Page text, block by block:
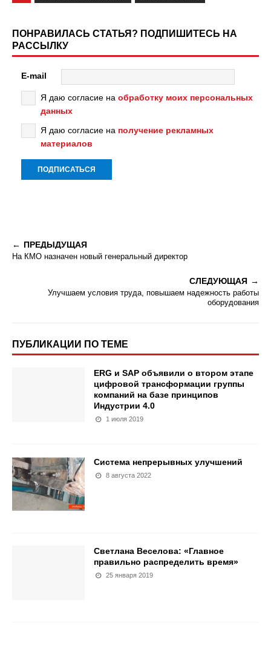
ПОНРАВИЛАСЬ СТАТЬЯ? ПОДПИШИТЕСЬ НА
РАССЫЛКУ
E-mail
Я даю согласие на обработку моих персональных
данных
Я даю согласие на получение рекламных
материалов
ПРЕДЫДУЩАЯ
На КМО назначен новый генеральный директор
СЛЕДУЮЩАЯ
Улучшаем условия труда, повышаем надежность работы
оборудования
ПУБЛИКАЦИИ ПО ТЕМЕ
ERG и SAP объявили о втором этапе
цифровой трансформации группы
компаний на базе принципов
Индустрии 4.0
1 июля 2019
Система непрерывных улучшений
8 августа 2022
Светлана Веселова: «Главное
правильно распределить время»
25 января 2019